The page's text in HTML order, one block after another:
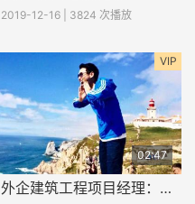
2019-12-16 | 3824 次播放
VIP
02:47
外企建筑工程项目经理：工作的优势和弊端